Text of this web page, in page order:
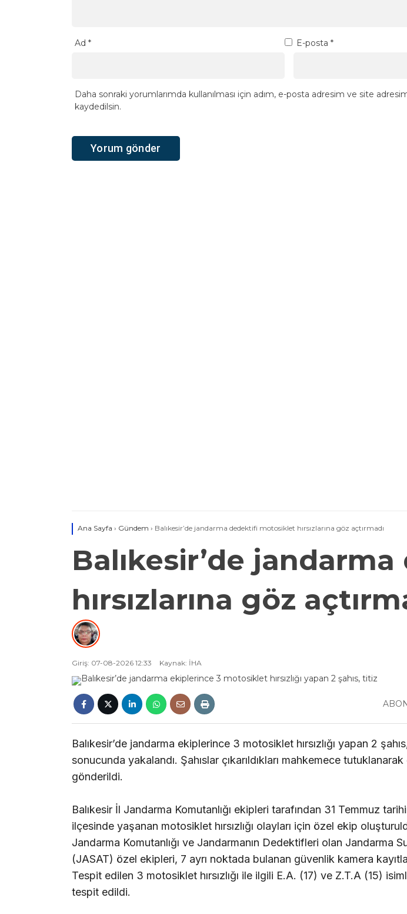
Ad * E-posta *
Daha sonraki yorumlarımda kullanılması için adım, e-posta adresim ve site
kaydedilsin.
Ana Sayfa › Gündem › Balıkesir’de jandarma dedektifi motosiklet hırsızlarına göz açtırmadı
Balıkesir’de
hırsızlarına göz
Giriş: 07-08-2026 12:33 Kaynak: İHA
Balıkesir’de jandarma ekiplerince 3 motosiklet hırsızlığı yapan 2
sonucunda yakalandı. Şahıslar çıkarıldıkları mahkemece
gönderildi.
Balıkesir İl Jandarma Komutanlığı ekipleri tarafından 31 Temmuz
ilçesinde yaşanan motosiklet hırsızlığı olayları için özel ekip
Jandarma Komutanlığı ve Jandarmanın Dedektifleri olan Jandarma
(JASAT) özel ekipleri, 7 ayrı noktada bulanan güvenlik kamera
Tespit edilen 3 motosiklet hırsızlığı ile ilgili E.A. (17) ve Z.T.A (15)
tespit edildi.